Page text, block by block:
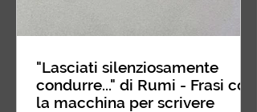
"Lasciati silenziosamente
condurre..." di Rumi - Frasi con
la macchina per scrivere